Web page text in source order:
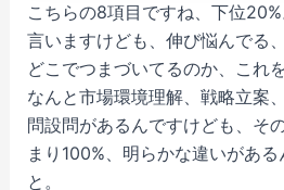
こちらの8項目ですね、下位
言いますけども、伸び悩んでる
どこでつまづいてるのか、これ
なんと市場環境理解、戦略立案
問設問があるんですけども、そ
まり100%、明らかな違いがあ
と。